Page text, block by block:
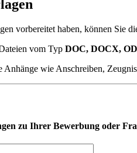
vorbereitet haben, können Sie
vom Typ DOC, DOCX,
wie Anschreiben,
zu Ihrer Bewerbung oder